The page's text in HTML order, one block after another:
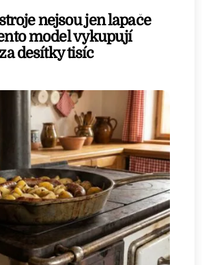
nejsou jen lapače
model vykupují
desítky tisíc